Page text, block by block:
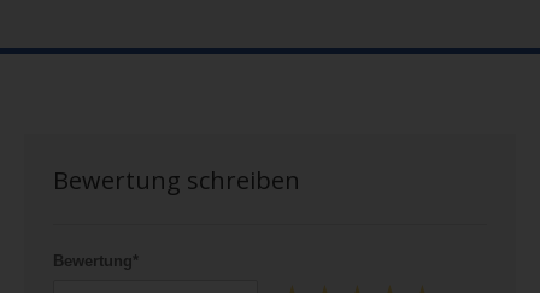
Bewertung schreiben
Bewertung*